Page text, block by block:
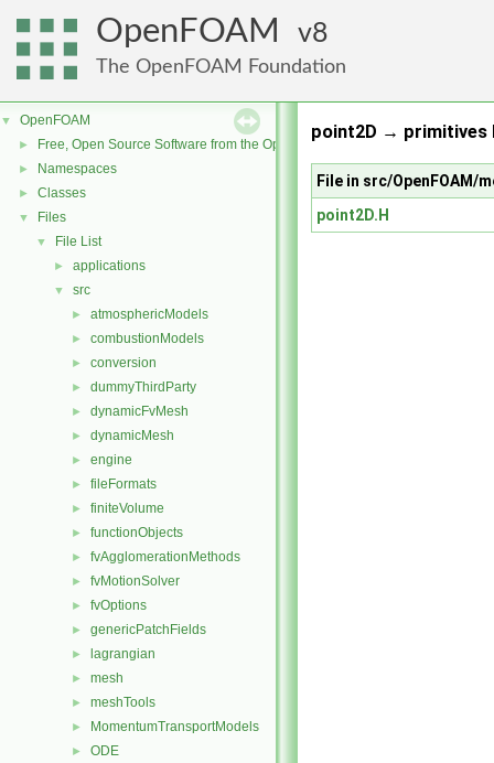
OpenFOAM 8
The OpenFOAM Foundation
▼ OpenFOAM
► Free, Open Source Software from the OpenFOAM Foundation
► Namespaces
► Classes
▼ Files
▼ File List
► applications
▼ src
► atmosphericModels
► combustionModels
► conversion
► dummyThirdParty
► dynamicFvMesh
► dynamicMesh
► engine
► fileFormats
► finiteVolume
► functionObjects
► fvAgglomerationMethods
► fvMotionSolver
► fvOptions
► genericPatchFields
► lagrangian
► mesh
► meshTools
► MomentumTransportModels
► ODE
point2D → primitives
File in src/OpenFOAM/
point2D.H